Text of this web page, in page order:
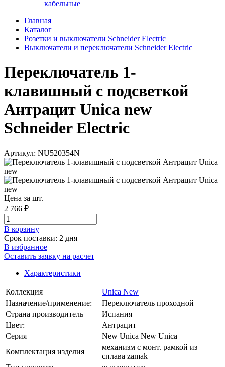
кабельные
Главная
Каталог
Розетки и выключатели Schneider Electric
Выключатели и переключатели Schneider Electric
Переключатель 1-
клавишный с подсветкой
Антрацит Unica new
Schneider Electric
Артикул: NU520354N
Цена за шт.
2 766 ₽
В корзинy
Срок поставки: 2 дня
В избранное
Оставить заявку на расчет
Характеристики
Коллекция
Unica New
Назначение/применение:
Переключатель проходной
Страна производитель
Испания
Цвет:
Антрацит
Серия
New Unica New Unica
Комплектация изделия
механизм с монт. рамкой из
сплава zamak